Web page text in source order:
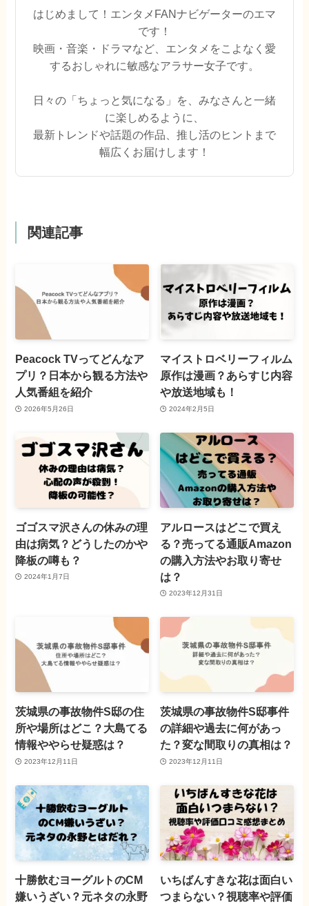
はじめまして！エンタメFANナビゲーターのエマ
です！
映画・音楽・ドラマなど、エンタメをこよなく愛
するおしゃれに敏感なアラサー女子です。
日々の「ちょっと気になる」を、みなさんと一緒
に楽しめるように、
最新トレンドや話題の作品、推し活のヒントまで
幅広くお届けします！
関連記事
Peacock TVってどんなア
プリ？日本から観る方法や
人気番組を紹介
2026年5月26日
マイストロベリーフィルム
原作は漫画？あらすじ内容
や放送地域も！
2024年2月5日
ゴゴスマ沢さんの休みの理
由は病気？どうしたのかや
降板の噂も？
2024年1月7日
アルロースはどこで買え
る？売ってる通販Amazon
の購入方法やお取り寄せ
は？
2023年12月31日
茨城県の事故物件S邸の住
所や場所はどこ？大島てる
情報ややらせ疑惑は？
2023年12月11日
茨城県の事故物件S邸事件
の詳細や過去に何があっ
た？変な間取りの真相は？
2023年12月11日
十勝飲むヨーグルトのCM
嫌いうざい？元ネタの永野
いちばんすきな花は面白い
つまらない？視聴率や評価